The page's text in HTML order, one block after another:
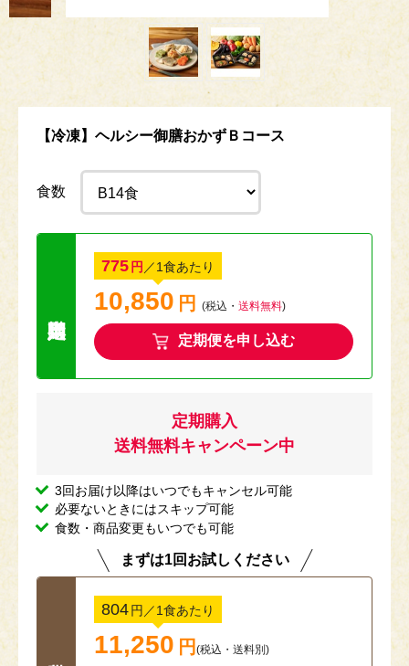
【冷凍】ヘルシー御膳おかずＢコース
食数
送料無料キャ
775 円 ／1食あたり
10,850 円 (税込・送料無料)
定期便を申し込む
定期購入
送料無料キャンペーン中
3回お届け以降はいつでもキャンセル可能
必要ないときにはスキップ可能
食数・商品変更もいつでも可能
まずは1回お試しください
804円 ／1食あたり
11,250 円(税込 ・送料別)